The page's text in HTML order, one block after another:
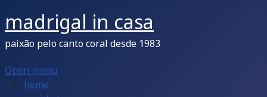
madrigal in casa
paixão pelo canto coral desde 1983
Open menu
home